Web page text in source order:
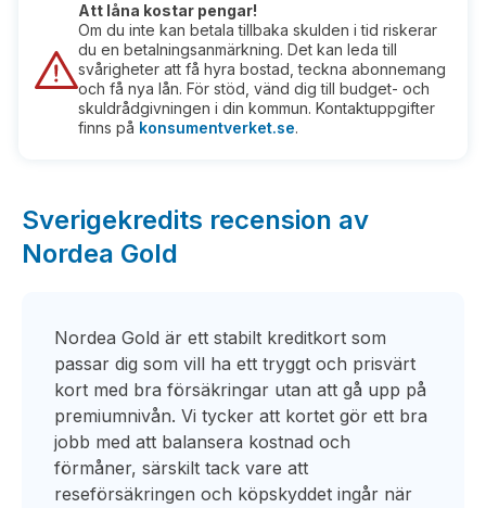
Att låna kostar pengar!
Om du inte kan betala tillbaka skulden i tid riskerar
du en betalningsanmärkning. Det kan leda till
svårigheter att få hyra bostad, teckna abonnemang
och få nya lån. För stöd, vänd dig till budget- och
skuldrådgivningen i din kommun. Kontaktuppgifter
finns på konsumentverket.se.
Sverigekredits recension av
Nordea Gold
Nordea Gold är ett stabilt kreditkort som
passar dig som vill ha ett tryggt och prisvärt
kort med bra försäkringar utan att gå upp på
premiumnivån. Vi tycker att kortet gör ett bra
jobb med att balansera kostnad och
förmåner, särskilt tack vare att
reseförsäkringen och köpskyddet ingår när